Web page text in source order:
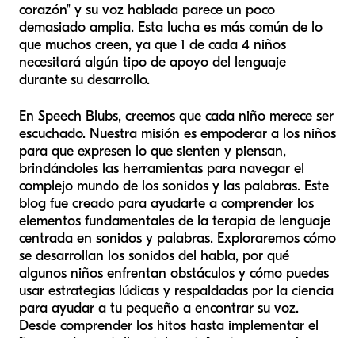
corazón" y su voz hablada parece un poco
demasiado amplia. Esta lucha es más común de lo
que muchos creen, ya que 1 de cada 4 niños
necesitará algún tipo de apoyo del lenguaje
durante su desarrollo.
En Speech Blubs, creemos que cada niño merece ser
escuchado. Nuestra misión es empoderar a los niños
para que expresen lo que sienten y piensan,
brindándoles las herramientas para navegar el
complejo mundo de los sonidos y las palabras. Este
blog fue creado para ayudarte a comprender los
elementos fundamentales de la terapia de lenguaje
centrada en sonidos y palabras. Exploraremos cómo
se desarrollan los sonidos del habla, por qué
algunos niños enfrentan obstáculos y cómo puedes
usar estrategias lúdicas y respaldadas por la ciencia
para ayudar a tu pequeño a encontrar su voz.
Desde comprender los hitos hasta implementar el